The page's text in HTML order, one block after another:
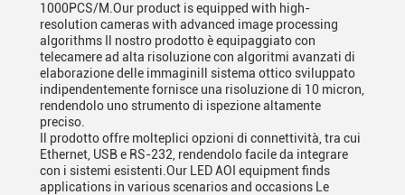
1000PCS/M.Our product is equipped with high-
resolution cameras with advanced image processing
algorithms Il nostro prodotto è equipaggiato con
telecamere ad alta risoluzione con algoritmi avanzati di
elaborazione delle immaginiIl sistema ottico sviluppato
indipendentemente fornisce una risoluzione di 10 micron,
rendendolo uno strumento di ispezione altamente
preciso.
Il prodotto offre molteplici opzioni di connettività, tra cui
Ethernet, USB e RS-232, rendendolo facile da integrare
con i sistemi esistenti.Our LED AOI equipment finds
applications in various scenarios and occasions Le